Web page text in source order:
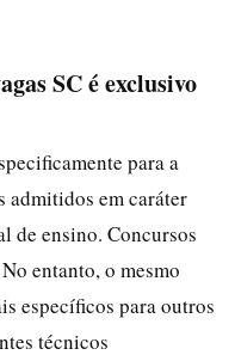
SC é exclusivo
para a
admitidos em caráter
de ensino. Concursos
entanto, o mesmo
específicos para outros
técnicos